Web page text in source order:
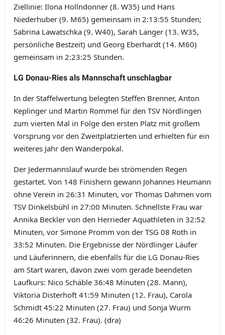
Ziellinie: Ilona Hollndonner (8. W35) und Hans
Niederhuber (9. M65) gemeinsam in 2:13:55 Stunden;
Sabrina Lawatschka (9. W40), Sarah Langer (13. W35,
persönliche Bestzeit) und Georg Eberhardt (14. M60)
gemeinsam in 2:23:25 Stunden.
LG Donau-Ries als Mannschaft unschlagbar
In der Staffelwertung belegten Steffen Brenner, Anton
Keplinger und Martin Rommel für den TSV Nördlingen
zum vierten Mal in Folge den ersten Platz mit großem
Vorsprung vor den Zweitplatzierten und erhielten für ein
weiteres Jahr den Wanderpokal.
Der Jedermannslauf wurde bei strömenden Regen
gestartet. Von 148 Finishern gewann Johannes Heumann
ohne Verein in 26:31 Minuten, vor Thomas Dahmen vom
TSV Dinkelsbühl in 27:00 Minuten. Schnellste Frau war
Annika Beckler von den Herrieder Aquathleten in 32:52
Minuten, vor Simone Promm von der TSG 08 Roth in
33:52 Minuten. Die Ergebnisse der Nördlinger Läufer
und Läuferinnern, die ebenfalls für die LG Donau-Ries
am Start waren, davon zwei vom gerade beendeten
Laufkurs: Nico Schäble 36:48 Minuten (28. Mann),
Viktoria Disterhoft 41:59 Minuten (12. Frau), Carola
Schmidt 45:22 Minuten (27. Frau) und Sonja Wurm
46:26 Minuten (32. Frau). (dra)